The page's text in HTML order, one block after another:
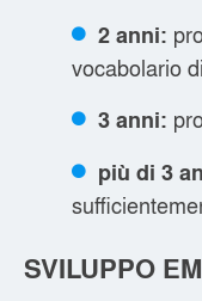
2 anni:
vocabolario
3 anni:
più di 3
SVILUPPO